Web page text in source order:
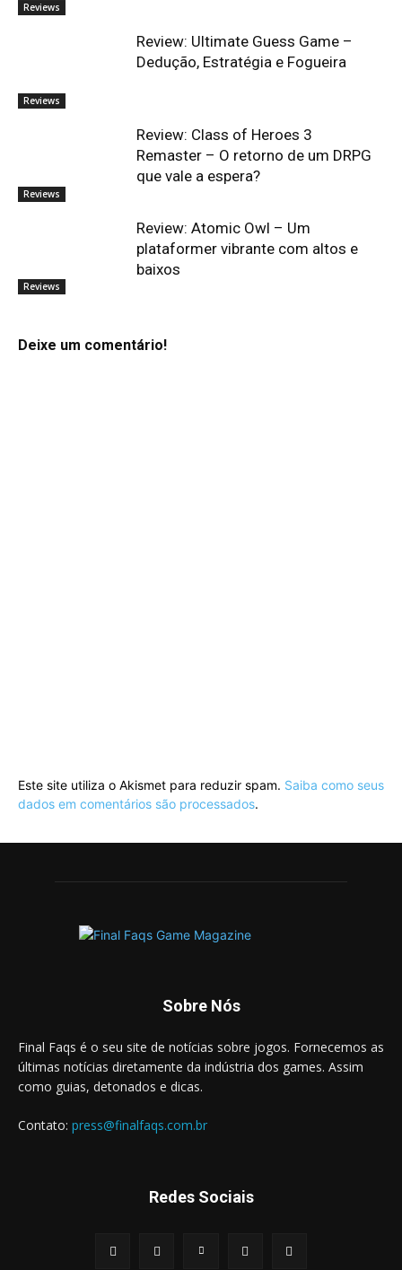
Reviews
Reviews
Review: Ultimate Guess Game –
Dedução, Estratégia e Fogueira
Reviews
Review: Class of Heroes 3
Remaster – O retorno de um DRPG
que vale a espera?
Reviews
Review: Atomic Owl – Um
plataformer vibrante com altos e
baixos
Deixe um comentário!
Este site utiliza o Akismet para reduzir spam. Saiba como seus
dados em comentários são processados.
Sobre Nós
Final Faqs é o seu site de notícias sobre jogos. Fornecemos as
últimas notícias diretamente da indústria dos games. Assim
como guias, detonados e dicas.
Contato: press@finalfaqs.com.br
Redes Sociais